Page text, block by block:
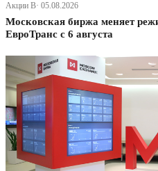
Акции В· 05.08.2026
Московская биржа меняет
ЕвроТранс с 6 августа